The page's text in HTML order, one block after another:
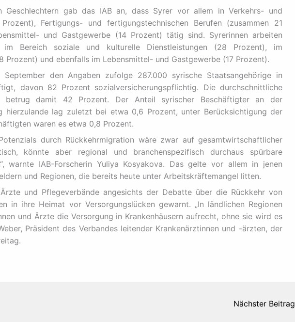
Geschlechtern gab das IAB an, dass Syrer vor allem in Verkehrs- und
Fertigungs- und fertigungstechnischen Berufen (zusammen 21
und Gastgewerbe (14 Prozent) tätig sind. Syrerinnen arbeiten
im Bereich soziale und kulturelle Dienstleistungen (28 Prozent), im
Prozent) und ebenfalls im Lebensmittel- und Gastgewerbe (17 Prozent).
September den Angaben zufolge 287.000 syrische Staatsangehörige in
davon 82 Prozent sozialversicherungspflichtig. Die durchschnittliche
betrug damit 42 Prozent. Der Anteil syrischer Beschäftigter an der
hierzulande lag zuletzt bei etwa 0,6 Prozent, unter Berücksichtigung der
waren es etwa 0,8 Prozent.
durch Rückkehrmigration wäre zwar auf gesamtwirtschaftlicher
könnte aber regional und branchenspezifisch durchaus spürbare
warnte IAB-Forscherin Yuliya Kosyakova. Das gelte vor allem in jenen
und Regionen, die bereits heute unter Arbeitskräftemangel litten.
und Pflegeverbände angesichts der Debatte über die Rückkehr von
in ihre Heimat vor Versorgungslücken gewarnt. „In ländlichen Regionen
und Ärzte die Versorgung in Krankenhäusern aufrecht, ohne sie wird es
Präsident des Verbandes leitender Krankenärztinnen und -ärzten, der
Nächster Beitrag